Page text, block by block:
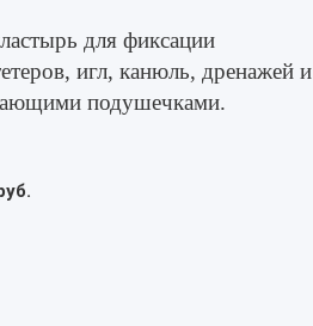
для фиксации
игл, канюль, дренажей и
подушечками.